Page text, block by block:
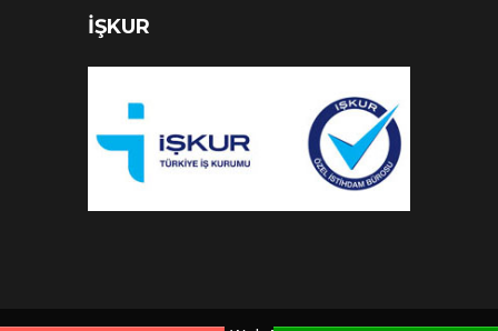
İŞKUR